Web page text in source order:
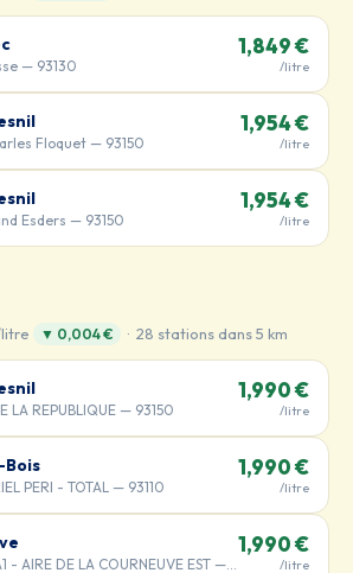
— 93130
1,849 €
/litre
Floquet — 93150
1,954 €
/litre
Esders — 93150
1,954 €
/litre
▼ 0,004 € · 28 stations dans 5 km
LA REPUBLIQUE — 93150
1,990 €
/litre
Bois
PERI - TOTAL — 93110
1,990 €
/litre
AUTOROUTE A1 - AIRE DE LA COURNEUVE EST — 93120
1,990 €
/litre